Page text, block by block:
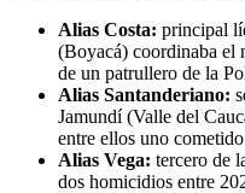
Alias Costa: principal
(Boyacá) coordinaba el
de un patrullero de la
Alias Santanderiano:
Jamundí (Valle del
entre ellos uno
Alias Vega: tercero de
dos homicidios entre